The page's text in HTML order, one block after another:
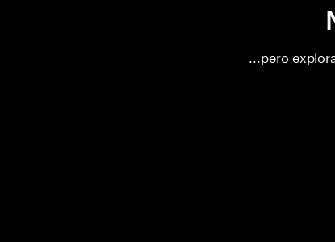
...pero